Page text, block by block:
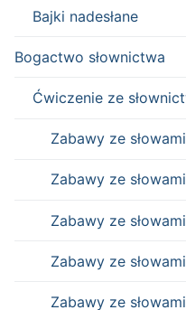
Bajki nadesłane
Bogactwo słownictwa
Ćwiczenie ze
Zabawy ze
Zabawy ze
Zabawy ze
Zabawy ze
Zabawy ze